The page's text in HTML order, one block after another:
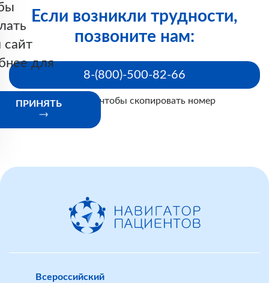
Если возникли трудности,
позвоните нам:
8-(800)-500-82-66
Нажмите, чтобы скопировать номер
для
ПРИНЯТЬ
Всероссийский